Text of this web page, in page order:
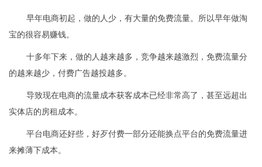
早年电商初起，做的人少，有大量的免费流量。所以早年做淘
宝的很容易赚钱。
十多年下来，做的人越来越多，竞争越来越激烈，免费流量分
的越来越少，付费广告越投越多。
导致现在电商的流量成本获客成本已经非常高了，甚至远超出
实体店的房租成本。
平台电商还好些，好歹付费一部分还能换点平台的免费流量进
来摊薄下成本。